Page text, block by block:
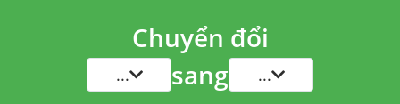
Chuyển đổi
... sang ...